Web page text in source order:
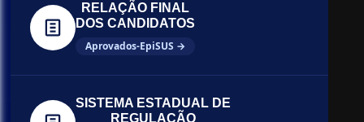
RELAÇÃO FINAL
DOS CANDIDATOS
Aprovados-EpiSUS →
SISTEMA ESTADUAL DE
REGULAÇÃO